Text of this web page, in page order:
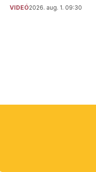
VIDEÓ2026. aug. 1. 09:30